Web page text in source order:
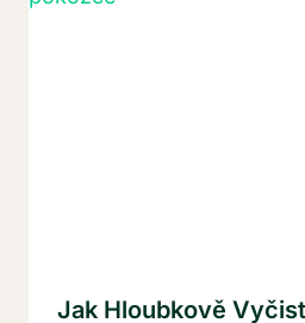
Jak Hloubkově